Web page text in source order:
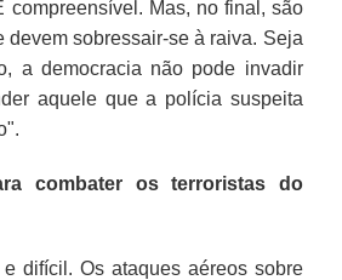
compreensível. Mas, no final, são
devem sobressair-se à raiva. Seja
a democracia não pode invadir
aquele que a polícia suspeita
combater os terroristas do
difícil. Os ataques aéreos sobre